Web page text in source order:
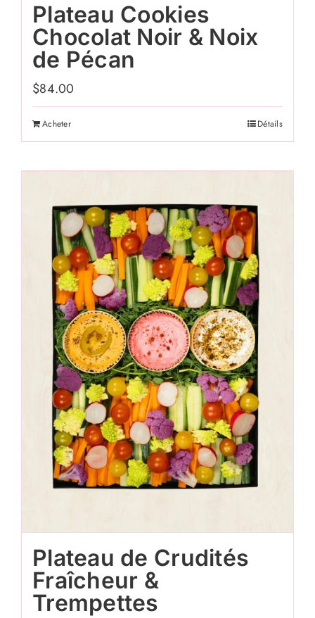
Plateau Cookies
Chocolat Noir & Noix
de Pécan
$84.00
Acheter Détails
Plateau de Crudités
Fraîcheur &
Trempettes